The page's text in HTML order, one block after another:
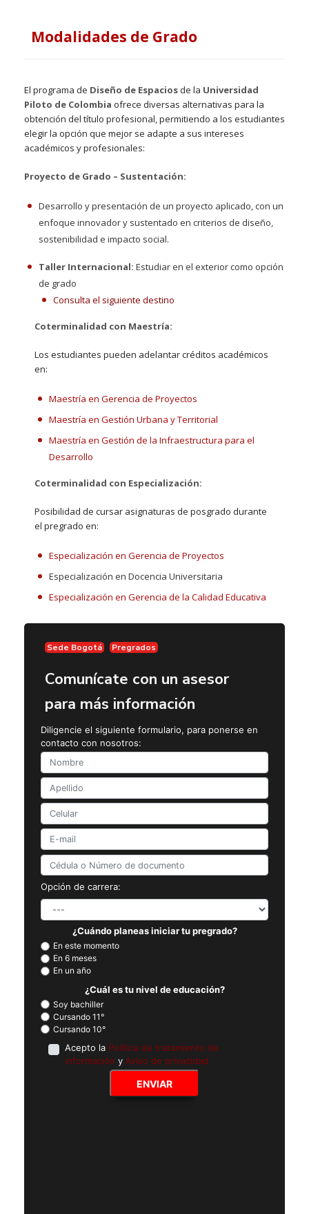
Modalidades de Grado
El programa de Diseño de Espaciosde la Universidad
Piloto de Colombia ofrece diversas alternativas para la
obtención del título profesional, permitiendo a los estudiantes
elegir la opción que mejor se adapte a sus intereses
académicos y profesionales:
Proyecto de Grado – Sustentación:
Desarrollo y presentación de un proyecto aplicado, con un
enfoque innovador y sustentado en criterios de diseño,
sostenibilidad e impacto social.
Taller Internacional: Estudiar en el exterior como opción
de grado
Consulta el siguiente destino
Coterminalidad con Maestría:
Los estudiantes pueden adelantar créditos académicos
en:
Maestría en Gerencia de Proyectos
Maestría en Gestión Urbana y Territorial
Maestría en Gestión de la Infraestructura para el
Desarrollo
Coterminalidad con Especialización:
Posibilidad de cursar asignaturas de posgrado durante
el pregrado en:
Especialización en Gerencia de Proyectos
Especialización en Docencia Universitaria
Especialización en Gerencia de la Calidad Educativa
Sede Bogotá Pregrados
Comunícate con un asesor
para más información